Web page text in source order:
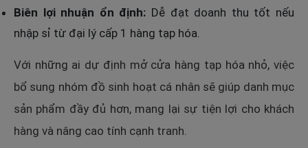
Biên lợi nhuận ổn định: Dễ đạt doanh thu tốt nếu
nhập sỉ từ đại lý cấp 1 hàng tạp hóa.
Với những ai dự định mở cửa hàng tạp hóa nhỏ, việc
bổ sung nhóm đồ sinh hoạt cá nhân sẽ giúp danh mục
sản phẩm đầy đủ hơn, mang lại sự tiện lợi cho khách
hàng và nâng cao tính cạnh tranh.